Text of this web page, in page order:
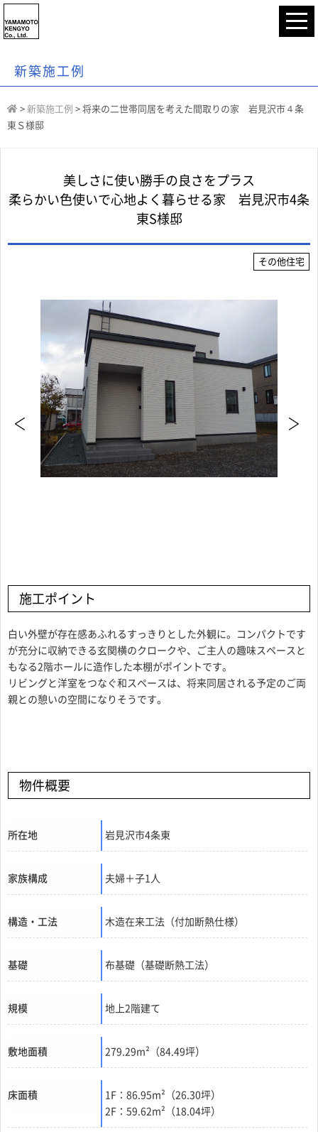
新築施工例
> 新築施工例 > 将来の二世帯同居を考えた間取りの家 岩見沢市４条
東Ｓ様邸
美しさに使い勝手の良さをプラス
柔らかい色使いで心地よく暮らせる家 岩見沢市4条
東S様邸
その他住宅
施工ポイント
白い外壁が存在感あふれるすっきりとした外観に。コンパクトです
が充分に収納できる玄関横のクロークや、ご主人の趣味スペースと
もなる2階ホールに造作した本棚がポイントです。
リビングと洋室をつなぐ和スペースは、将来同居される予定のご両
親との憩いの空間になりそうです。
物件概要
所在地 岩見沢市4条東
家族構成 夫婦＋子1人
構造・工法 木造在来工法（付加断熱仕様）
基礎 布基礎（基礎断熱工法）
規模 地上2階建て
敷地面積 279.29m²（84.49坪）
床面積
1F：86.95m²（26.30坪）
2F：59.62m²（18.04坪）